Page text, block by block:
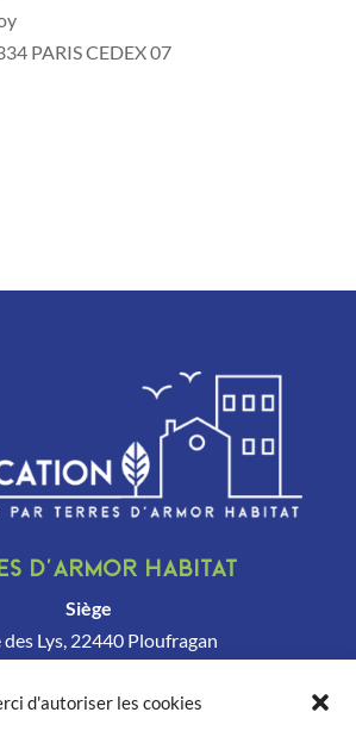
d'autoriser les cookies
PARIS CEDEX 07
d’Armor Habitat
Siège
des Lys, 22440 Ploufragan
Envoyez-nous un email